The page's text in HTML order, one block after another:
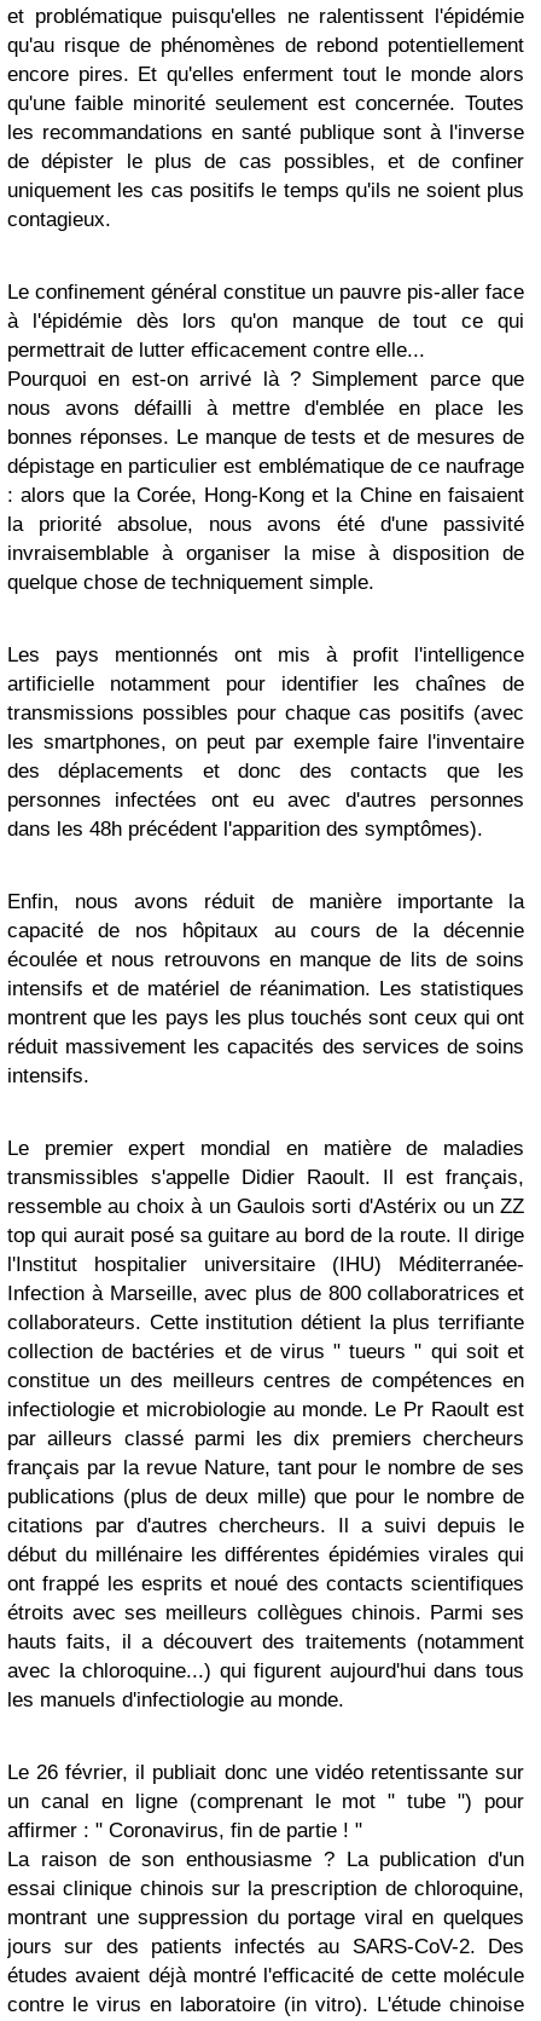
et problématique puisqu'elles ne ralentissent l'épidémie
qu'au risque de phénomènes de rebond potentiellement
encore pires. Et qu'elles enferment tout le monde alors
qu'une faible minorité seulement est concernée. Toutes
les recommandations en santé publique sont à l'inverse
de dépister le plus de cas possibles, et de confiner
uniquement les cas positifs le temps qu'ils ne soient plus
contagieux.
Le confinement général constitue un pauvre pis-aller face
à l'épidémie dès lors qu'on manque de tout ce qui
permettrait de lutter efficacement contre elle...
Pourquoi en est-on arrivé là ? Simplement parce que
nous avons défailli à mettre d'emblée en place les
bonnes réponses. Le manque de tests et de mesures de
dépistage en particulier est emblématique de ce naufrage
: alors que la Corée, Hong-Kong et la Chine en faisaient
la priorité absolue, nous avons été d'une passivité
invraisemblable à organiser la mise à disposition de
quelque chose de techniquement simple.
Les pays mentionnés ont mis à profit l'intelligence
artificielle notamment pour identifier les chaînes de
transmissions possibles pour chaque cas positifs (avec
les smartphones, on peut par exemple faire l'inventaire
des déplacements et donc des contacts que les
personnes infectées ont eu avec d'autres personnes
dans les 48h précédent l'apparition des symptômes).
Enfin, nous avons réduit de manière importante la
capacité de nos hôpitaux au cours de la décennie
écoulée et nous retrouvons en manque de lits de soins
intensifs et de matériel de réanimation. Les statistiques
montrent que les pays les plus touchés sont ceux qui ont
réduit massivement les capacités des services de soins
intensifs.
Le premier expert mondial en matière de maladies
transmissibles s'appelle Didier Raoult. Il est français,
ressemble au choix à un Gaulois sorti d'Astérix ou un ZZ
top qui aurait posé sa guitare au bord de la route. Il dirige
l'Institut hospitalier universitaire (IHU) Méditerranée-
Infection à Marseille, avec plus de 800 collaboratrices et
collaborateurs. Cette institution détient la plus terrifiante
collection de bactéries et de virus " tueurs " qui soit et
constitue un des meilleurs centres de compétences en
infectiologie et microbiologie au monde. Le Pr Raoult est
par ailleurs classé parmi les dix premiers chercheurs
français par la revue Nature, tant pour le nombre de ses
publications (plus de deux mille) que pour le nombre de
citations par d'autres chercheurs. Il a suivi depuis le
début du millénaire les différentes épidémies virales qui
ont frappé les esprits et noué des contacts scientifiques
étroits avec ses meilleurs collègues chinois. Parmi ses
hauts faits, il a découvert des traitements (notamment
avec la chloroquine...) qui figurent aujourd'hui dans tous
les manuels d'infectiologie au monde.
Le 26 février, il publiait donc une vidéo retentissante sur
un canal en ligne (comprenant le mot " tube ") pour
affirmer : " Coronavirus, fin de partie ! "
La raison de son enthousiasme ? La publication d'un
essai clinique chinois sur la prescription de chloroquine,
montrant une suppression du portage viral en quelques
jours sur des patients infectés au SARS-CoV-2. Des
études avaient déjà montré l'efficacité de cette molécule
contre le virus en laboratoire (in vitro). L'étude chinoise